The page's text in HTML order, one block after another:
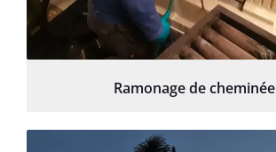
Ramonage de cheminée